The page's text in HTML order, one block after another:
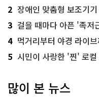
2 장애인 맞춤형 보조기기
3 걸을 때마다 아픈 '족저근
4 먹거리부터 야경 라이
5 시민이 사랑한 '찐' 로컬
많이 본 뉴스